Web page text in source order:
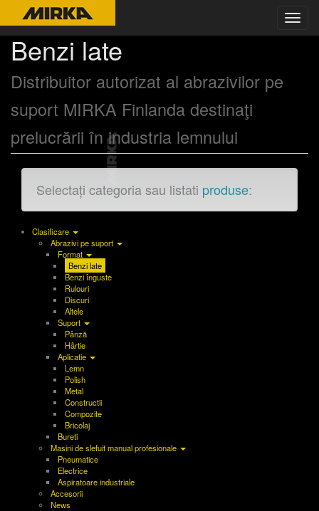
Benzi late
Distribuitor autorizat al abrazivilor pe
suport MIRKA Finlanda destinaţi
prelucrării în industria lemnului
Selectați categoria sau listati produse:
Clasificare
Abrazivi pe suport
Format
Benzi late
Benzi înguste
Rulouri
Discuri
Altele
Suport
Pânză
Hârtie
Aplicatie
Lemn
Polish
Metal
Constructii
Compozite
Bricolaj
Bureti
Masini de slefuit manual profesionale
Pneumatice
Electrice
Aspiratoare industriale
Accesorii
News